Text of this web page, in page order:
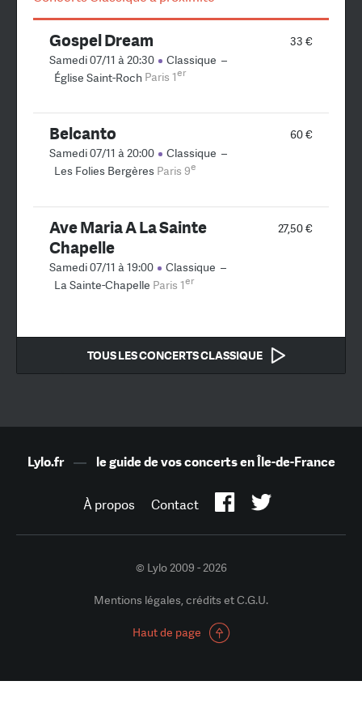
33 €
Gospel Dream
Samedi 07/11 à 20:30 Classique –
Église Saint-Roch Paris 1er
60 €
Belcanto
Samedi 07/11 à 20:00 Classique –
Les Folies Bergères Paris 9e
27,50 €
Ave Maria A La Sainte
Chapelle
Samedi 07/11 à 19:00 Classique –
La Sainte-Chapelle Paris 1er
TOUS LES CONCERTS CLASSIQUE
Lylo.fr— le guide de vos concerts en Île-de-France
À propos Contact
© Lylo 2009 - 2026
Mentions légales, crédits et C.G.U.
Haut de page